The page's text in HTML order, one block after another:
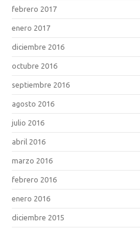
febrero 2017
enero 2017
diciembre 2016
octubre 2016
septiembre 2016
agosto 2016
julio 2016
abril 2016
marzo 2016
febrero 2016
enero 2016
diciembre 2015